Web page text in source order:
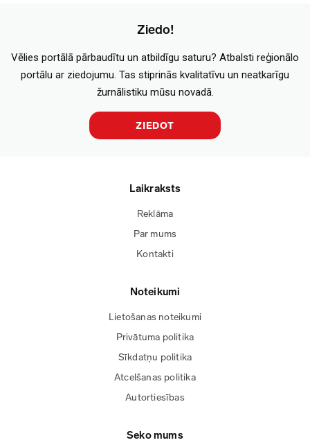
Ziedo!
Vēlies portālā pārbaudītu un atbildīgu saturu? Atbalsti reģionālo
portālu ar ziedojumu. Tas stiprinās kvalitatīvu un neatkarīgu
žurnālistiku mūsu novadā.
ZIEDOT
Laikraksts
Reklāma
Par mums
Kontakti
Noteikumi
Lietošanas noteikumi
Privātuma politika
Sīkdatņu politika
Atcelšanas politika
Autortiesības
Seko mums